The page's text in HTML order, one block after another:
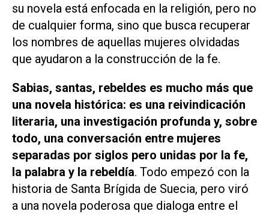
su novela está enfocada en la religión, pero no
de cualquier forma, sino que busca recuperar
los nombres de aquellas mujeres olvidadas
que ayudaron a la construcción de la fe.
Sabias, santas, rebeldes es mucho más que
una novela histórica: es una reivindicación
literaria, una investigación profunda y, sobre
todo, una conversación entre mujeres
separadas por siglos pero unidas por la fe,
la palabra y la rebeldía. Todo empezó con la
historia de Santa Brígida de Suecia, pero viró
a una novela poderosa que dialoga entre el